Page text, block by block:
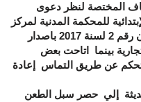
المختصة لنظر دعوى
للمحكمة المدنية لمركز
قطر للمال طبقاً للمادة (1) من القانون رقم 2 لسنة 2017 باصدار
بينما اتاحت بعض
عن طريق التماس إعادة
إلي حصر سبل الطعن